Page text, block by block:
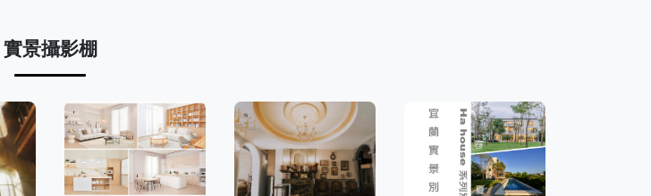
實景攝影棚